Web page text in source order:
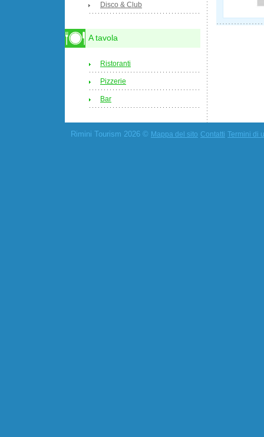
Disco & Club
A tavola
Ristoranti
Pizzerie
Bar
Rimini Tourism 2026 © Mappa del sito Contatti Termini di